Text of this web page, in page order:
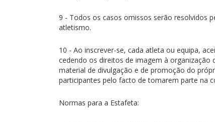
9 - Todos os casos omissos serão resolvidos
atletismo.
10 - Ao inscrever-se, cada atleta ou equipa,
cedendo os direitos de imagem à
material de divulgação e de promoção do
participantes pelo facto de tomarem parte na
Normas para a Estafeta: